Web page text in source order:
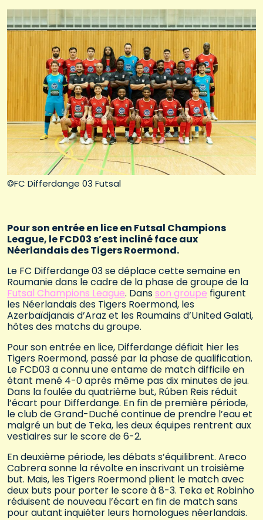
©FC Differdange 03 Futsal
Pour son entrée en lice en Futsal Champions
League, le FCD03 s’est incliné face aux
Néerlandais des Tigers Roermond.
Le FC Differdange 03 se déplace cette semaine en
Roumanie dans le cadre de la phase de groupe de la
Futsal Champions League. Dansson groupe figurent
les Néerlandais des Tigers Roermond, les
Azerbaïdjanais d’Araz et les Roumains d’United Galati,
hôtes des matchs du groupe.
Pour son entrée en lice, Differdange défiait hier les
Tigers Roermond, passé par la phase de qualification.
Le FCD03 a connu une entame de match difficile en
étant mené 4-0 après même pas dix minutes de jeu.
Dans la foulée du quatrième but, Rúben Reis réduit
l’écart pour Differdange. En fin de première période,
le club de Grand-Duché continue de prendre l’eau et
malgré un but de Teka, les deux équipes rentrent aux
vestiaires sur le score de 6-2.
En deuxième période, les débats s’équilibrent. Areco
Cabrera sonne la révolte en inscrivant un troisième
but. Mais, les Tigers Roermond plient le match avec
deux buts pour porter le score à 8-3. Teka et Robinho
réduisent de nouveau l’écart en fin de match sans
pour autant inquiéter leurs homologues néerlandais.